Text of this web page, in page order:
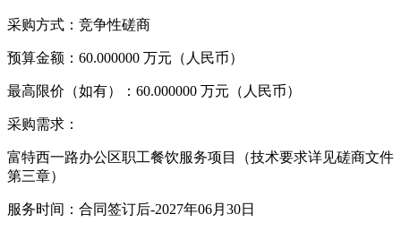
采购方式：竞争性磋商
预算金额：60.000000 万元（人民币）
最高限价（如有）：60.000000 万元（人民币）
采购需求：
富特西一路办公区职工餐饮服务项目（技术要求详见磋商文件
第三章）
服务时间：合同签订后-2027年06月30日